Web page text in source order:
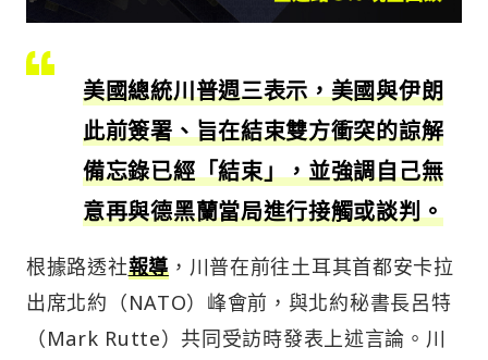
美國總統川普週三表示，美國與伊朗
此前簽署、旨在結束雙方衝突的諒解
備忘錄已經「結束」，並強調自己無
意再與德黑蘭當局進行接觸或談判。
根據路透社報導，川普在前往土耳其首都安卡拉
出席北約（NATO）峰會前，與北約秘書長呂特
（Mark Rutte）共同受訪時發表上述言論。川